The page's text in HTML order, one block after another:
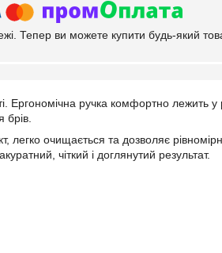
Тепер ви можете купити будь-який
Ергономічна ручка комфортно лежить у
легко очищається та дозволяє
чіткий і доглянутий результат.